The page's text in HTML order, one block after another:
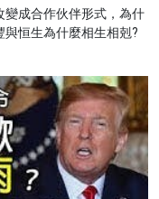
變成合作伙伴形式，為什
恒生為什麼相生相剋?